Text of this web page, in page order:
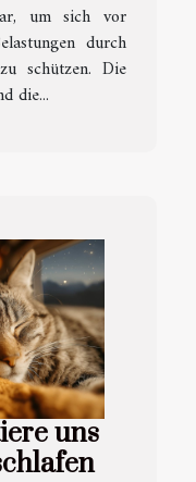
um sich vor
durch
schützen. Die
die...
uns